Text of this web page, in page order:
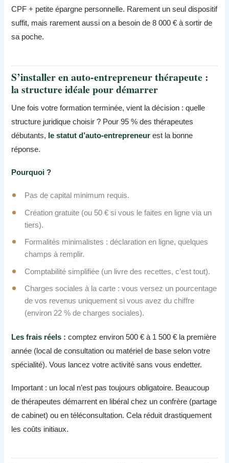
CPF + petite épargne personnelle. Rarement un seul dispositif
suffit, mais rarement aussi on a besoin de 8 000 € à sortir de
sa poche.
S’installer en auto-entrepreneur thérapeute :
la structure idéale pour démarrer
Une fois votre formation terminée, vient la décision : quelle
structure juridique choisir ? Pour 95 % des thérapeutes
débutants, le statut d’auto-entrepreneur est la bonne
réponse.
Pourquoi ?
Pas de capital minimum requis.
Création gratuite (ou 50 € si vous le faites en ligne via un
tiers).
Formalités minimalistes : déclaration en ligne, quelques
champs à remplir.
Comptabilité simplifiée (un livre des recettes, c’est tout).
Charges sociales à la carte : vous versez un pourcentage
de vos revenus uniquement si vous avez du chiffre
(environ 22 % de charges sociales).
Les frais réels : comptez environ 500 € à 1 500 € la première
année (local de consultation ou matériel de base selon votre
spécialité). Vous lancez votre activité sans vous endetter.
Important : un local n’est pas toujours obligatoire. Beaucoup
de thérapeutes démarrent en libéral chez un confrère (partage
de cabinet) ou en téléconsultation. Cela réduit drastiquement
les coûts initiaux.